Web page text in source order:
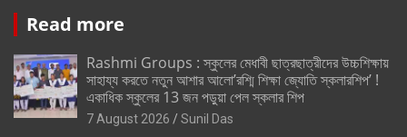
Read more
Rashmi Groups : স্কুলের মেধাবী ছাত্রছাত্রীদের উচ্চশিক্ষায়
সাহায্য করতে নতুন আশার আলো’রশ্মি শিক্ষা জ্যোতি স্কলারশিপ’ !
একাধিক স্কুলের 13 জন পড়ুয়া পেল স্কলার শিপ
7 August 2026 Sunil Das